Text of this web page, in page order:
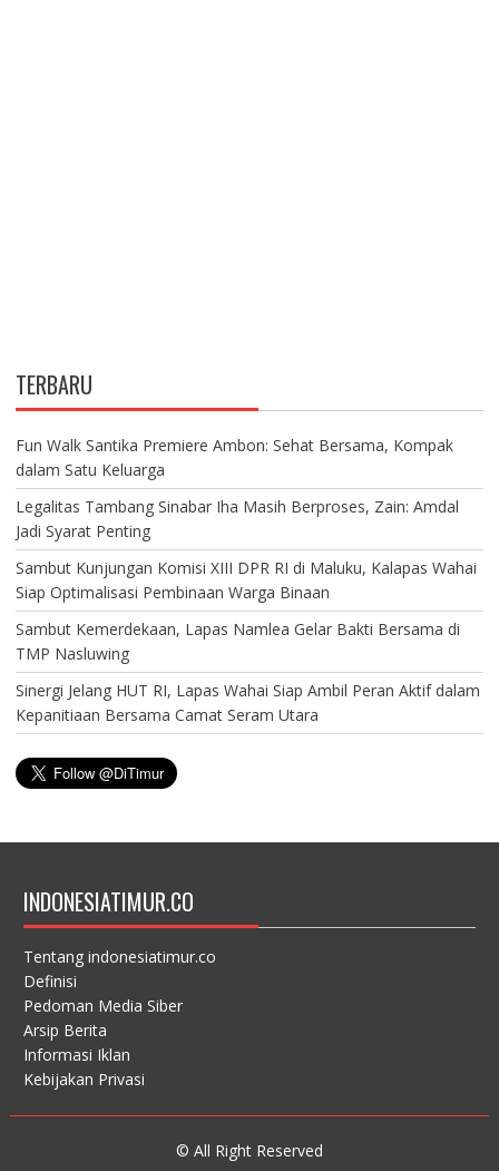
TERBARU
Fun Walk Santika Premiere Ambon: Sehat Bersama, Kompak
dalam Satu Keluarga
Legalitas Tambang Sinabar Iha Masih Berproses, Zain: Amdal
Jadi Syarat Penting
Sambut Kunjungan Komisi XIII DPR RI di Maluku, Kalapas Wahai
Siap Optimalisasi Pembinaan Warga Binaan
Sambut Kemerdekaan, Lapas Namlea Gelar Bakti Bersama di
TMP Nasluwing
Sinergi Jelang HUT RI, Lapas Wahai Siap Ambil Peran Aktif dalam
Kepanitiaan Bersama Camat Seram Utara
INDONESIATIMUR.CO
Tentang indonesiatimur.co
Definisi
Pedoman Media Siber
Arsip Berita
Informasi Iklan
Kebijakan Privasi
© All Right Reserved